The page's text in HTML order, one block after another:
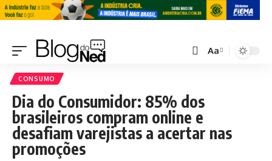
Aa
CONSUMO
Dia do Consumidor: 85% dos
brasileiros compram online e
desafiam varejistas a acertar nas
promoções